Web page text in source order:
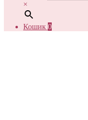
×
Кошик 0